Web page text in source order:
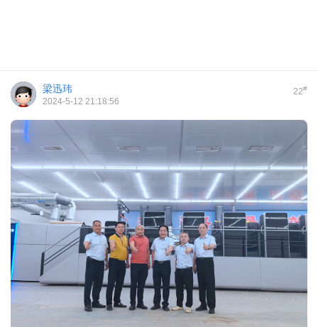
22#
梁迅玮
2024-5-12 21:18:56